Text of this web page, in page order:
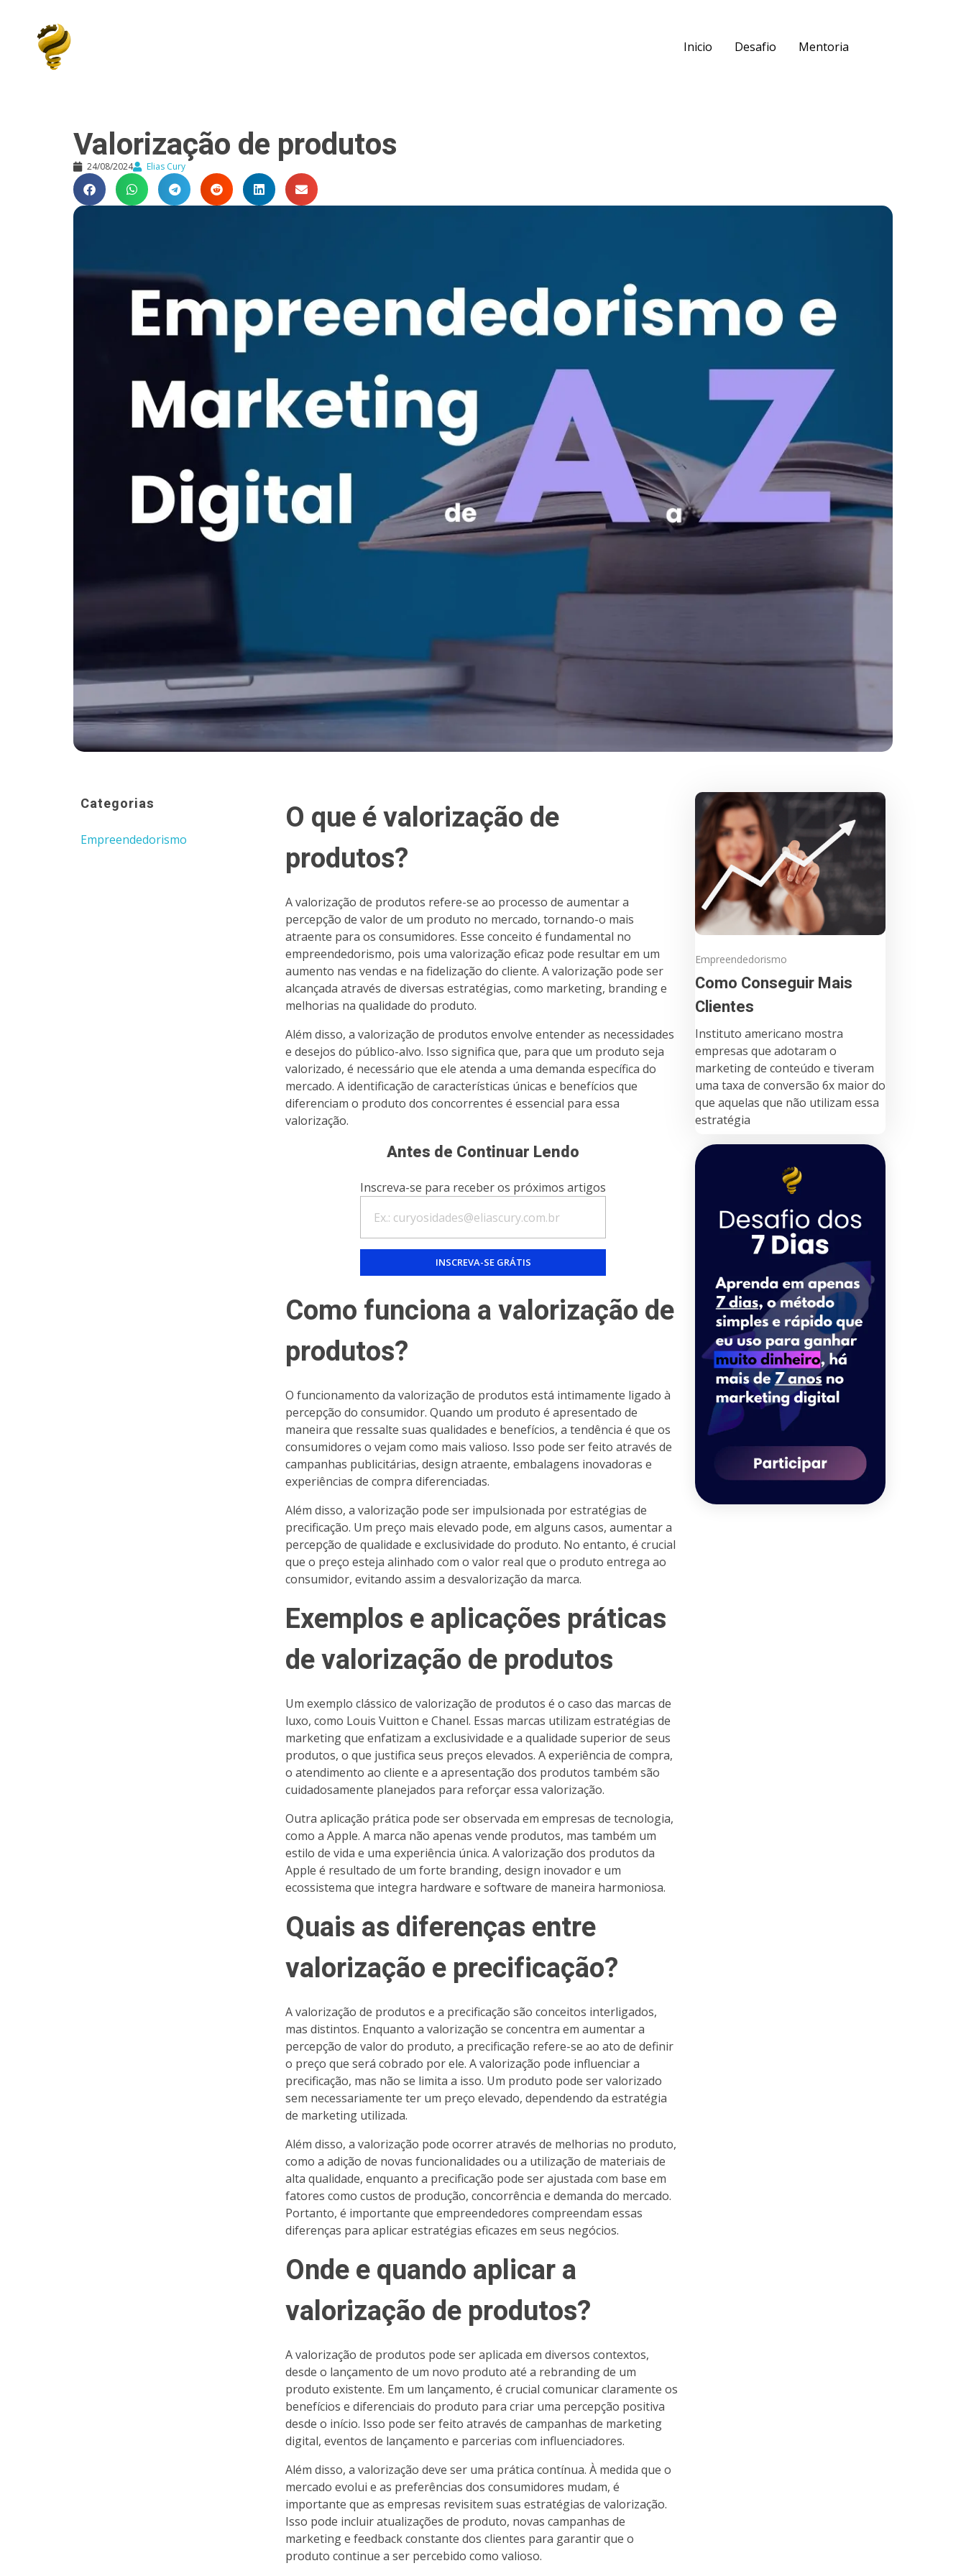
Inicio Desafio Mentoria
Valorização de produtos
24/08/2024 Elias Cury
Categorias
Empreendedorismo
O que é valorização de
produtos?
A valorização de produtos refere-se ao processo de aumentar a
percepção de valor de um produto no mercado, tornando-o mais
atraente para os consumidores. Esse conceito é fundamental no
empreendedorismo, pois uma valorização eficaz pode resultar em um
aumento nas vendas e na fidelização do cliente. A valorização pode ser
alcançada através de diversas estratégias, como marketing, branding e
melhorias na qualidade do produto.
Além disso, a valorização de produtos envolve entender as necessidades
e desejos do público-alvo. Isso significa que, para que um produto seja
valorizado, é necessário que ele atenda a uma demanda específica do
mercado. A identificação de características únicas e benefícios que
diferenciam o produto dos concorrentes é essencial para essa
valorização.
Antes de Continuar Lendo
Inscreva-se para receber os próximos artigos
Como funciona a valorização de
produtos?
O funcionamento da valorização de produtos está intimamente ligado à
percepção do consumidor. Quando um produto é apresentado de
maneira que ressalte suas qualidades e benefícios, a tendência é que os
consumidores o vejam como mais valioso. Isso pode ser feito através de
campanhas publicitárias, design atraente, embalagens inovadoras e
experiências de compra diferenciadas.
Além disso, a valorização pode ser impulsionada por estratégias de
precificação. Um preço mais elevado pode, em alguns casos, aumentar a
percepção de qualidade e exclusividade do produto. No entanto, é crucial
que o preço esteja alinhado com o valor real que o produto entrega ao
consumidor, evitando assim a desvalorização da marca.
Exemplos e aplicações práticas
de valorização de produtos
Um exemplo clássico de valorização de produtos é o caso das marcas de
luxo, como Louis Vuitton e Chanel. Essas marcas utilizam estratégias de
marketing que enfatizam a exclusividade e a qualidade superior de seus
produtos, o que justifica seus preços elevados. A experiência de compra,
o atendimento ao cliente e a apresentação dos produtos também são
cuidadosamente planejados para reforçar essa valorização.
Outra aplicação prática pode ser observada em empresas de tecnologia,
como a Apple. A marca não apenas vende produtos, mas também um
estilo de vida e uma experiência única. A valorização dos produtos da
Apple é resultado de um forte branding, design inovador e um
ecossistema que integra hardware e software de maneira harmoniosa.
Quais as diferenças entre
valorização e precificação?
A valorização de produtos e a precificação são conceitos interligados,
mas distintos. Enquanto a valorização se concentra em aumentar a
percepção de valor do produto, a precificação refere-se ao ato de definir
o preço que será cobrado por ele. A valorização pode influenciar a
precificação, mas não se limita a isso. Um produto pode ser valorizado
sem necessariamente ter um preço elevado, dependendo da estratégia
de marketing utilizada.
Além disso, a valorização pode ocorrer através de melhorias no produto,
como a adição de novas funcionalidades ou a utilização de materiais de
alta qualidade, enquanto a precificação pode ser ajustada com base em
fatores como custos de produção, concorrência e demanda do mercado.
Portanto, é importante que empreendedores compreendam essas
diferenças para aplicar estratégias eficazes em seus negócios.
Onde e quando aplicar a
valorização de produtos?
A valorização de produtos pode ser aplicada em diversos contextos,
desde o lançamento de um novo produto até a rebranding de um
produto existente. Em um lançamento, é crucial comunicar claramente os
benefícios e diferenciais do produto para criar uma percepção positiva
desde o início. Isso pode ser feito através de campanhas de marketing
digital, eventos de lançamento e parcerias com influenciadores.
Além disso, a valorização deve ser uma prática contínua. À medida que o
mercado evolui e as preferências dos consumidores mudam, é
importante que as empresas revisitem suas estratégias de valorização.
Isso pode incluir atualizações de produto, novas campanhas de
marketing e feedback constante dos clientes para garantir que o
produto continue a ser percebido como valioso.
Empreendedorismo
Como Conseguir Mais
Clientes
Instituto americano mostra
empresas que adotaram o
marketing de conteúdo e tiveram
uma taxa de conversão 6x maior do
que aquelas que não utilizam essa
estratégia